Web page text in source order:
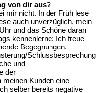
von dir aus?
mir nicht. In der Früh lese
auch unverzüglich, mein
und das Schöne daran
kennenlerne: Ich freue
Begegnungen.
Schlussbesprechung
und
der
Kunden eine
selber bereits negative